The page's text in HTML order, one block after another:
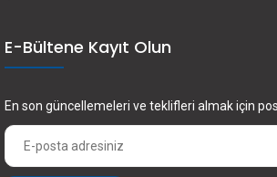
E-Bültene Kayıt Olun
En son güncellemeleri ve teklifleri almak için